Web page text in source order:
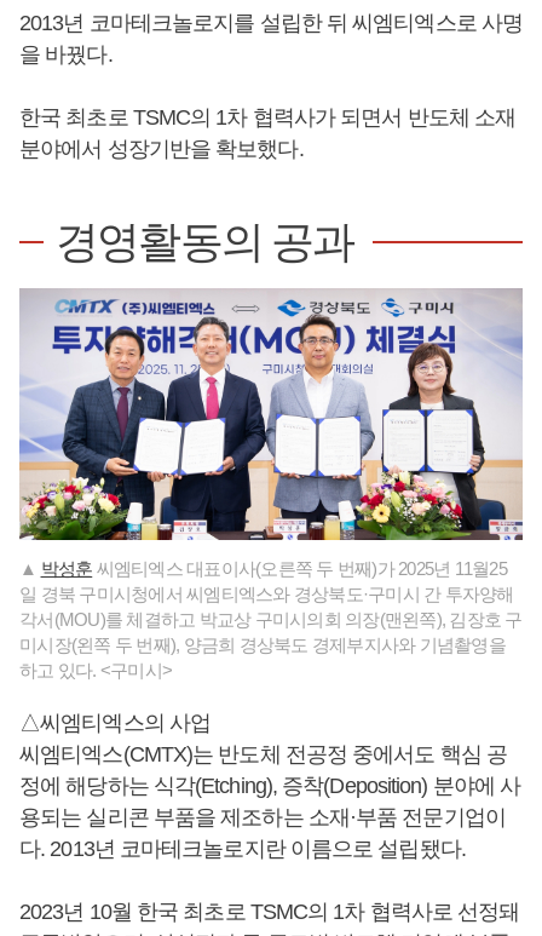
2013년 코마테크놀로지를 설립한 뒤 씨엠티엑스로 사명
을 바꿨다.
한국 최초로 TSMC의 1차 협력사가 되면서 반도체 소재
분야에서 성장기반을 확보했다.
경영활동의 공과
▲ 박성훈 씨엠티엑스 대표이사(오른쪽 두 번째)가 2025년 11월25
일 경북 구미시청에서 씨엠티엑스와 경상북도·구미시 간 투자양해
각서(MOU)를 체결하고 박교상 구미시의회 의장(맨왼쪽), 김장호 구
미시장(왼쪽 두 번째), 양금희 경상북도 경제부지사와 기념촬영을
하고 있다. <구미시>
△씨엠티엑스의 사업
씨엠티엑스(CMTX)는 반도체 전공정 중에서도 핵심 공
정에 해당하는 식각(Etching), 증착(Deposition) 분야에 사
용되는 실리콘 부품을 제조하는 소재·부품 전문기업이
다. 2013년 코마테크놀로지란 이름으로 설립됐다.
2023년 10월 한국 최초로 TSMC의 1차 협력사로 선정돼